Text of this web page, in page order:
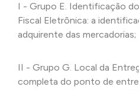
I - Grupo E. Identificação
Fiscal Eletrônica: a
adquirente das mercadorias;
II - Grupo G. Local da
completa do ponto de